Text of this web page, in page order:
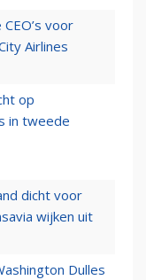
voor
Airlines
op
in tweede
dicht voor
wijken uit
Dulles